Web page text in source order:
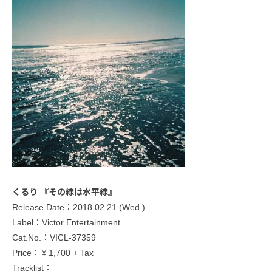
くるり 『その線は水平線』
Release Date：2018.02.21 (Wed.)
Label：Victor Entertainment
Cat.No.：VICL-37359
Price：￥1,700 + Tax
Tracklist：